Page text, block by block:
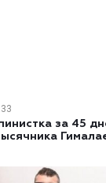
за 45